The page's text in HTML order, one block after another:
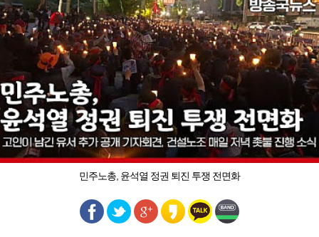
민주노총, 윤석열 정권 퇴진 투쟁 전면화